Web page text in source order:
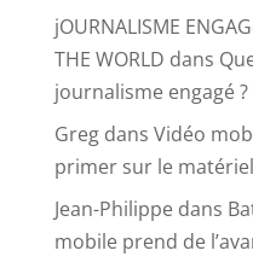
jOURNALISME
THE WORLD dans
journalisme engagé ?
Gregdans Vidéo
primer sur le
Jean-Philippedans
mobile prend de